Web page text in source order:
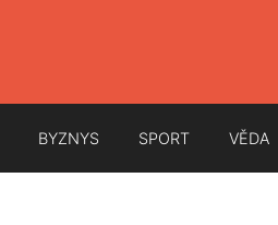
BYZNYS SPORT VĚDA